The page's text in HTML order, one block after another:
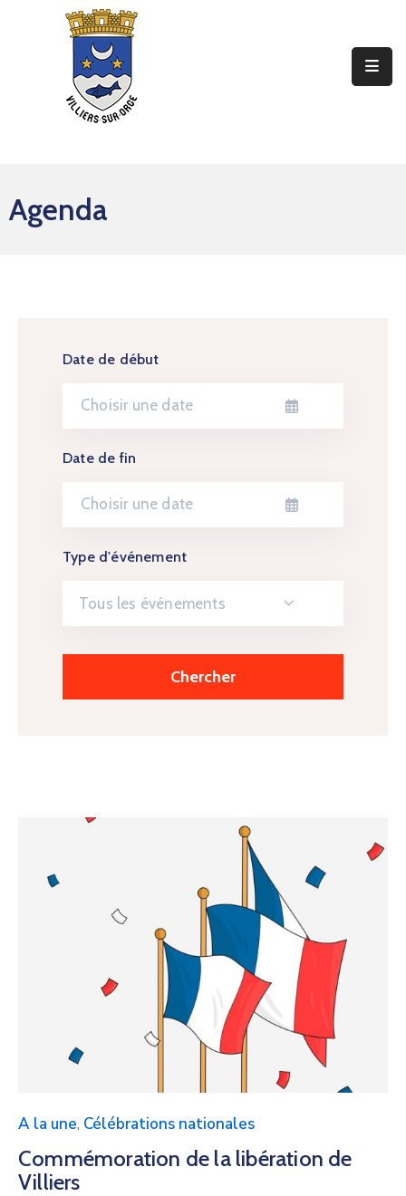
Mes
Sorties
Agenda
Date de début
Date de fin
Type d'événement
Tous les événements
A la une, Célébrations nationales
Commémoration de la libération de
Villiers